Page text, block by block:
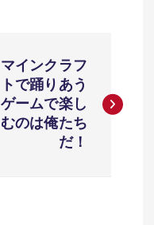
マインクラフ
トで踊りあう
ゲームで楽し
むのは俺たち
だ！